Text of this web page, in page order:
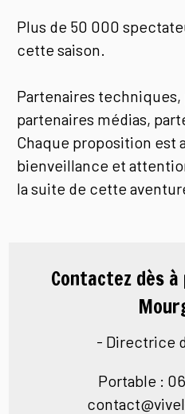
Plus de 50 000
cette saison.
Partenaires
partenaires médias,
Chaque proposition est
bienveillance et
la suite de cette
Contactez dès
- Directrice
Portable : 06